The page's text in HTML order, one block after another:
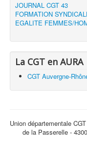
JOURNAL CGT 43
FORMATION
EGALITE FEMMES/
La CGT en AURA
CGT Auvergne-
Union départementale
de la Passerelle -